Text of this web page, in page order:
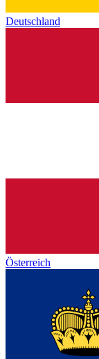
Deutschland
Österreich